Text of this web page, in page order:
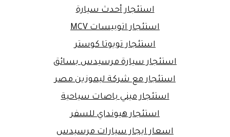
استئجار أحدث سيارة
استئجار اتوبيسات MCV
استئجار تويوتا كوستر
استئجار سيارة مرسيدس بسائق
استئجار مع شركة ليموزين مصر
استئجار ميني باصات سياحية
استئجار هيونداي للسفر
اسعار ايجار سيارات مرسيدس